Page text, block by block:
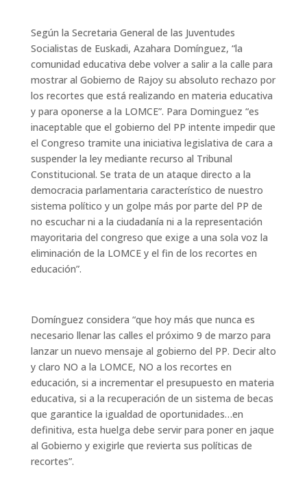
Según la Secretaria General de las Juventudes
Socialistas de Euskadi, Azahara Domínguez, “la
comunidad educativa debe volver a salir a la calle para
mostrar al Gobierno de Rajoy su absoluto rechazo por
los recortes que está realizando en materia educativa
y para oponerse a la LOMCE”. Para Dominguez “es
inaceptable que el gobierno del PP intente impedir que
el Congreso tramite una iniciativa legislativa de cara a
suspender la ley mediante recurso al Tribunal
Constitucional. Se trata de un ataque directo a la
democracia parlamentaria característico de nuestro
sistema político y un golpe más por parte del PP de
no escuchar ni a la ciudadanía ni a la representación
mayoritaria del congreso que exige a una sola voz la
eliminación de la LOMCE y el fin de los recortes en
educación”.
Domínguez considera “que hoy más que nunca es
necesario llenar las calles el próximo 9 de marzo para
lanzar un nuevo mensaje al gobierno del PP. Decir alto
y claro NO a la LOMCE, NO a los recortes en
educación, si a incrementar el presupuesto en materia
educativa, si a la recuperación de un sistema de becas
que garantice la igualdad de oportunidades…en
definitiva, esta huelga debe servir para poner en jaque
al Gobierno y exigirle que revierta sus políticas de
recortes”.